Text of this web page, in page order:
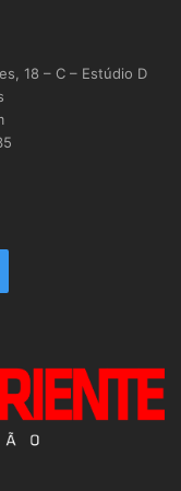
18 – C – Estúdio D